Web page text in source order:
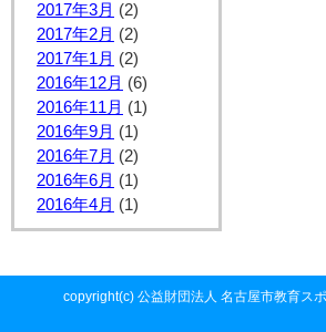
2017年3月 (2)
2017年2月 (2)
2017年1月 (2)
2016年12月 (6)
2016年11月 (1)
2016年9月 (1)
2016年7月 (2)
2016年6月 (1)
2016年4月 (1)
copyright(c) 公益財団法人 名古屋市教育ス